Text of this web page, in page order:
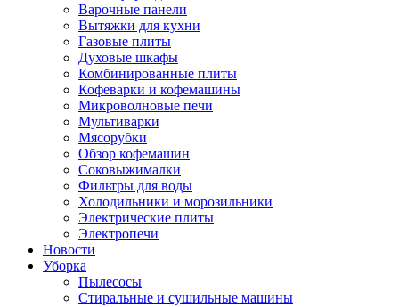
Варочные панели
Вытяжки для кухни
Газовые плиты
Духовые шкафы
Комбинированные плиты
Кофеварки и кофемашины
Микроволновые печи
Мультиварки
Мясорубки
Обзор кофемашин
Соковыжималки
Фильтры для воды
Холодильники и морозильники
Электрические плиты
Электропечи
Новости
Уборка
Пылесосы
Стиральные и сушильные машины